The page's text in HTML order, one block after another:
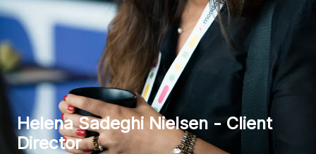
Helena Sadeghi Nielsen - Client
Director